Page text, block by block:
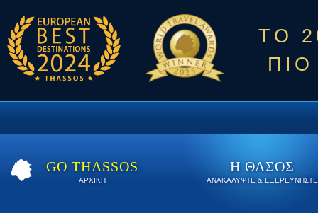
ΤΟ
GO THASSOS
ΑΡΧΙΚΗ
Η ΘΑΣΟΣ
ΑΝΑΚΑΛΥΨΤΕ & ΕΞΕΡΕΥΝΗΣΤΕ